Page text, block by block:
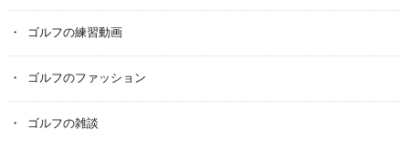
ゴルフの練習動画
ゴルフのファッション
ゴルフの雑談